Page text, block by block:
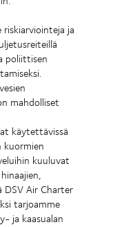
riskiarviointeja ja
poliittisen
mahdolliset
käytettävissä
kuormien
kuuluvat
DSV Air Charter
tarjoamme
ja kaasualan